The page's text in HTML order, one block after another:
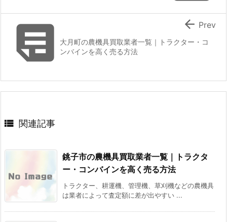
大月町の農機具買取業者一覧｜トラクター・コ
ンバインを高く売る方法
 Prev
 関連記事
銚子市の農機具買取業者一覧｜トラクタ
ー・コンバインを高く売る方法
トラクター、耕運機、管理機、草刈機などの農機具
は業者によって査定額に差が出やすい ...